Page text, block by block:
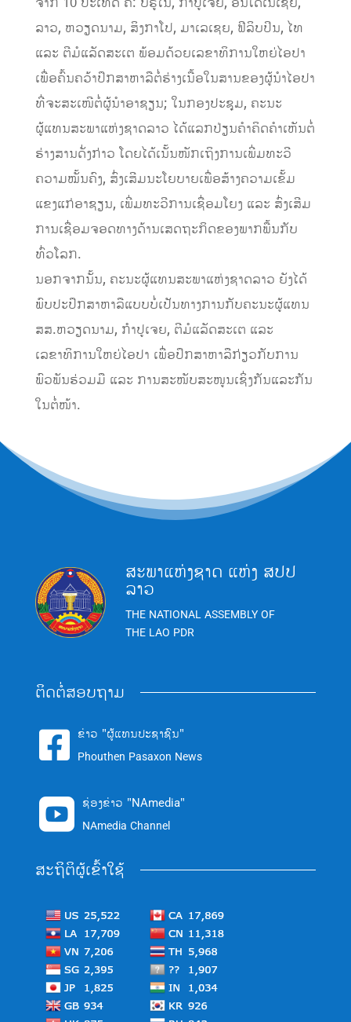
ລາວ, ຫວຽດນາມ, ສິງກາໂປ, ມາເລເຊຍ, ຟີລິບປິນ, ໄທ
ແລະ ຕີມໍແລັດສະເຕ ພ້ອມດ້ວຍເລຂາທິການໃຫຍ່ໄອປາ
ເພື່ອຄົ້ນຄວ້າປຶກສາຫາລືຕໍ່ຮ່າງເນື້ອໃນສານຂອງຜູ້ນຳໄອປາ
ທີ່ຈະສະເໜີຕໍ່ຜູ້ນຳອາຊຽນ; ໃນກອງປະຊຸມ, ຄະນະ
ຜູ້ແທນສະພາແຫ່ງຊາດລາວ ໄດ້ແລກປ່ຽນ​ຄຳຄິດຄຳເຫັນຕໍ່
ຮ່າງສານດັ່ງກ່າວ ໂດຍໄດ້ເນັ້ນໜັກເຖິງການ​ເພີ່ມ​ທະວີ​
ຄວາມ​ໝັ້ນຄົງ​, ສົ່ງເສີມນະໂຍບາຍເພື່ອສ້າງຄວາມ​ເຂັ້ມ​
ແຂງແກ່ອາຊຽນ, ​ເພີ່ມ​ທະວີ​ການ​ເຊື່ອມ​ໂຍງ ​ແລະ ສົ່ງເສີມ
ການເຊື່ອມຈອດທາງດ້ານເສດຖະກິດຂອງພາກພື້ນກັບ
ທົ່ວໂລກ.
ນອກຈາກນັ້ນ, ຄະນະຜູ້ແທນສະພາແຫ່ງຊາດລາວ ຍັງໄດ້
ພົບປະປຶກສາຫາລືແບບບໍ່ເປັນທາງການກັບຄະນະຜູ້ແທນ
ສສ.ຫວຽດນາມ, ກຳປູເຈຍ, ຕີມໍແລັດສະເຕ ແລະ
ເລຂາທິການໃຫຍ່ໄອປາ ເພື່ອປຶກສາຫາລືກ່ຽວກັບການ
ພົວພັນຮ່ວມມື ແລະ ການສະໜັບສະໜູນເຊິ່ງກັນແລະກັນ
ໃນຕໍ່ໜ້າ.
ສະພາແຫ່ງຊາດ ແຫ່ງ ສປປ
ລາວ
THE NATIONAL ASSEMBLY OF
THE LAO PDR
ຕິດຕໍ່ສອບຖາມ
 ຂ່າວ "ຜູ້ແທນປະຊາຊົນ"
Phouthen Pasaxon News
 ຊ່ອງຂ່າວ "NAmedia"
NAmedia Channel
ສະຖິຕິຜູ້ເຂົ້າໃຊ້